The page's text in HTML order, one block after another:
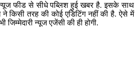
फीड से सीधे पब्लिश हुई खबर है. इसके साथ
किसी तरह की कोई एडिटिंग नहीं की है. ऐसे में
न्यूज एजेंसी की ही होगी.